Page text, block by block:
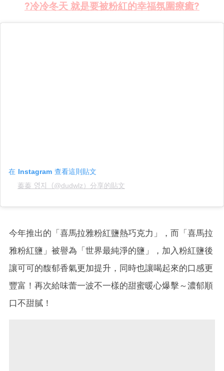
?冷冷冬天 就是要被粉紅的幸福氛圍療癒?
在 Instagram 查看這則貼文
蓁蓁 영지（@dudwlz）分享的貼文
今年推出的「喜馬拉雅粉紅鹽熱巧克力」，而「喜馬拉
雅粉紅鹽」被譽為「世界最純淨的鹽」，加入粉紅鹽後
讓可可的馥郁香氣更加提升，同時也讓喝起來的口感更
豐富！再次給味蕾一波不一樣的甜蜜暖心爆擊～濃郁順
口不甜膩！